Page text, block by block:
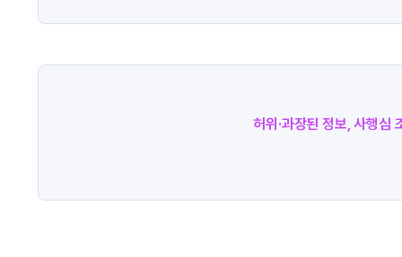
허위·과장된 정보, 사행심